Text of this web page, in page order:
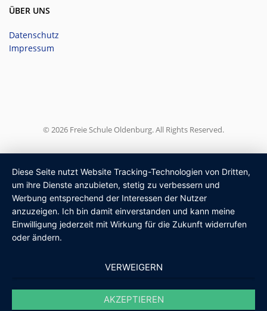
ÜBER UNS
Datenschutz
Impressum
© 2026 Freie Schule Oldenburg. All Rights Reserved.
Diese Seite nutzt Website Tracking-Technologien von Dritten,
um ihre Dienste anzubieten, stetig zu verbessern und
Werbung entsprechend der Interessen der Nutzer
anzuzeigen. Ich bin damit einverstanden und kann meine
Einwilligung jederzeit mit Wirkung für die Zukunft widerrufen
oder ändern.
VERWEIGERN
AKZEPTIEREN